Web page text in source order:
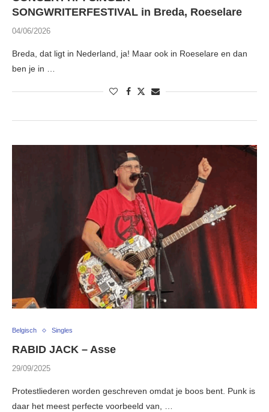
SONGWRITERFESTIVAL in Breda, Roeselare
04/06/2026
Breda, dat ligt in Nederland, ja! Maar ook in Roeselare en dan
ben je in …
Belgisch Singles
RABID JACK – Asse
29/09/2025
Protestliederen worden geschreven omdat je boos bent. Punk is
daar het meest perfecte voorbeeld van, …